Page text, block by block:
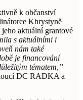
k občanství
Khrystyně
aktuální grantové
s aktuálními i
nám také
je financování
tématem,”
DC RADKA a